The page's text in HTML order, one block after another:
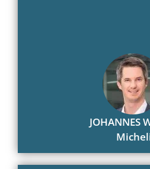
JOHANNES